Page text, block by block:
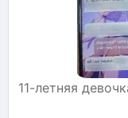
11-летняя